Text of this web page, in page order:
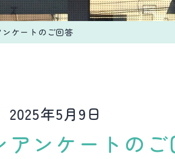
ケートのご回答
2025年5月9日
アンケートのご